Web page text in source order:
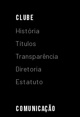
CLUBE
História
Títulos
Transparência
Diretoria
Estatuto
COMUNICAÇÃO